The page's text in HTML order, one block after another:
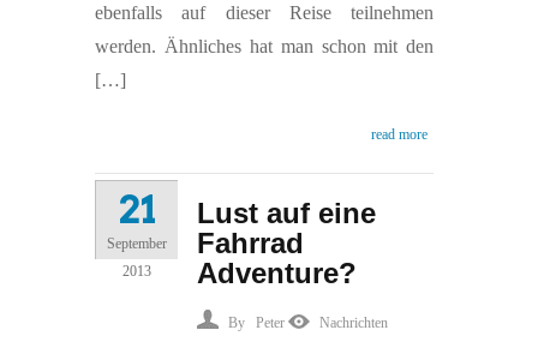
ebenfalls auf dieser Reise teilnehmen
werden. Ähnliches hat man schon mit den
[…]
read more
Lust auf eine
Fahrrad
Adventure?
21
September
2013
By Peter
Nachrichten